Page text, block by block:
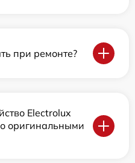
при ремонте?
Electrolux
оригинальными